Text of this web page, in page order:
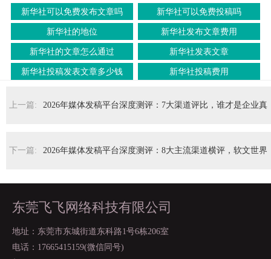
新华社可以免费发布文章吗 新华社可以免费投稿吗
新华社的地位 新华社发布文章费用
新华社的文章怎么通过 新华社发表文章
新华社投稿发表文章多少钱 新华社投稿费用
上一篇: 2026年媒体发稿平台深度测评：7大渠道评比，谁才是企业真
下一篇: 2026年媒体发稿平台深度测评：8大主流渠道横评，软文世界
东莞飞飞网络科技有限公司
地址：东莞市东城街道东科路1号6栋206室
电话：17665415159(微信同号)